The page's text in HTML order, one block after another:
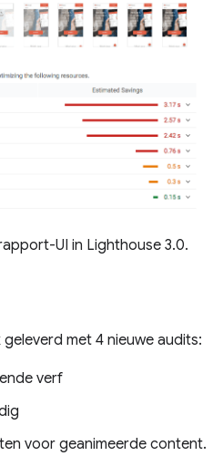
UI in Lighthouse 3.0.
met 4 nieuwe audits:
verf
voor geanimeerde content.